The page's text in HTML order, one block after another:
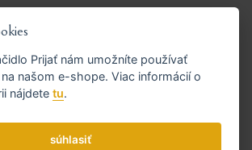
platby GoPay
Prijať nám umožníte používať
našom e-shope. Viac informácií o
nájdetetu.
súhlasiť